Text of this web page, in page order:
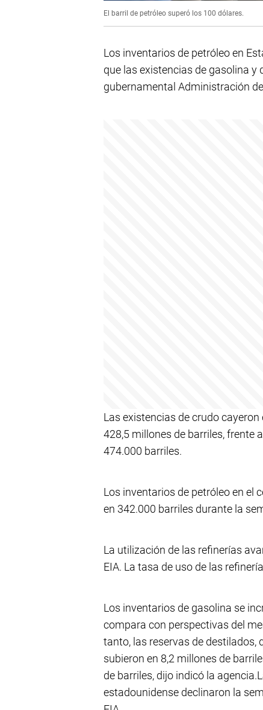
El barril de petróleo superó los 100 dólares.
Los inventarios de petróleo en
que las existencias de gasolina
gubernamental Administración
Las existencias de crudo
428,5 millones de barriles, frente
474.000 barriles.
Los inventarios de petróleo en el
en 342.000 barriles durante la
La utilización de las refinerías
EIA. La tasa de uso de las
Los inventarios de gasolina se
compara con perspectivas del
tanto, las reservas de destilados,
subieron en 8,2 millones de
de barriles, dijo indicó la
estadounidense declinaron la